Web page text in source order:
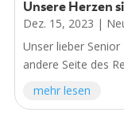
Unsere Herzen
Dez. 15, 2023 |
Unser lieber
andere Seite des
mehr lesen